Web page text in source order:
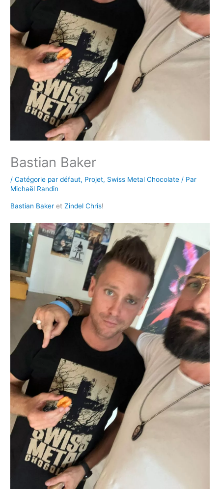
Bastian Baker
/Catégorie par défaut, Projet, Swiss Metal Chocolate / Par
Michaël Randin
Bastian Baker etZindel Chris!